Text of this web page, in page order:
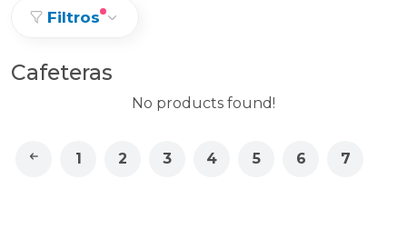
Filtros
Cafeteras
No products found!
1 2 3 4 5 6 7